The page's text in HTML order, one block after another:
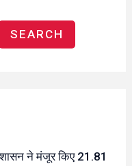
SEARCH
शासन ने मंजूर किए 21.81